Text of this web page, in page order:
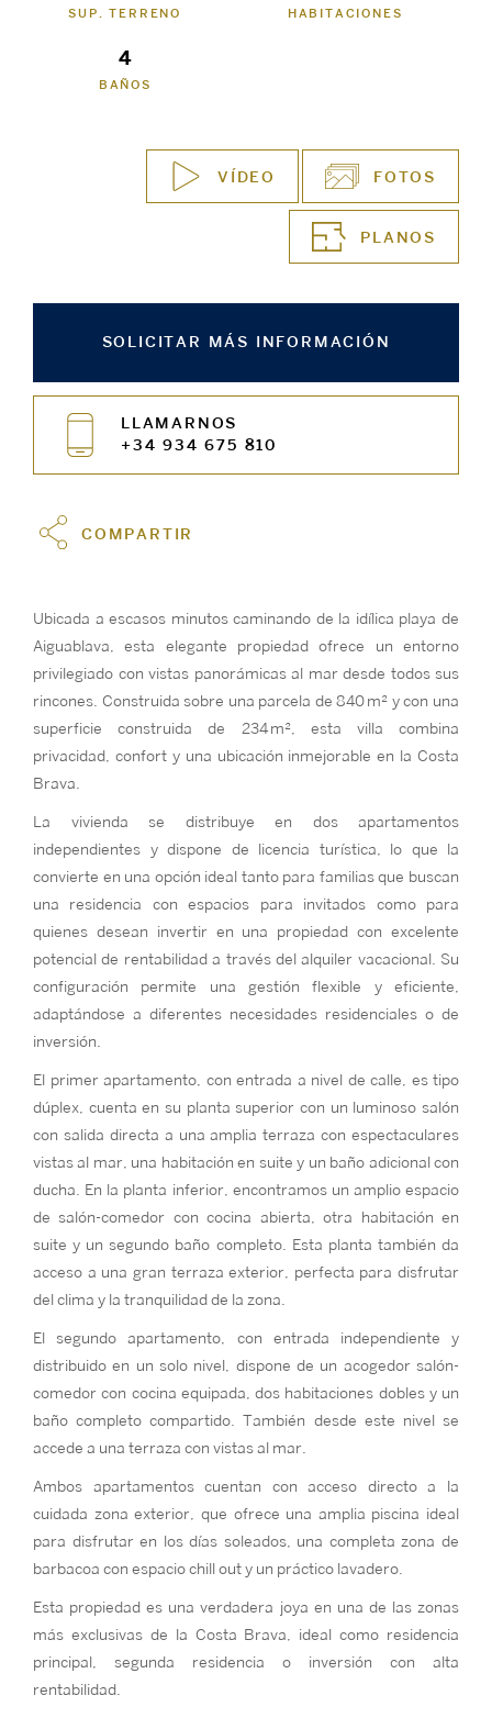
SUP. TERRENO HABITACIONES
4
BAÑOS
VÍDEO FOTOS
PLANOS
SOLICITAR MÁS INFORMACIÓN
LLAMARNOS
+34 934 675 810
COMPARTIR
Ubicada a escasos minutos caminando de la idílica playa de
Aiguablava, esta elegante propiedad ofrece un entorno
privilegiado con vistas panorámicas al mar desde todos sus
rincones. Construida sobre una parcela de 840 m² y con una
superficie construida de 234 m², esta villa combina
privacidad, confort y una ubicación inmejorable en la Costa
Brava.
La vivienda se distribuye en dos apartamentos
independientes y dispone de licencia turística, lo que la
convierte en una opción ideal tanto para familias que buscan
una residencia con espacios para invitados como para
quienes desean invertir en una propiedad con excelente
potencial de rentabilidad a través del alquiler vacacional. Su
configuración permite una gestión flexible y eficiente,
adaptándose a diferentes necesidades residenciales o de
inversión.
El primer apartamento, con entrada a nivel de calle, es tipo
dúplex, cuenta en su planta superior con un luminoso salón
con salida directa a una amplia terraza con espectaculares
vistas al mar, una habitación en suite y un baño adicional con
ducha. En la planta inferior, encontramos un amplio espacio
de salón-comedor con cocina abierta, otra habitación en
suite y un segundo baño completo. Esta planta también da
acceso a una gran terraza exterior, perfecta para disfrutar
del clima y la tranquilidad de la zona.
El segundo apartamento, con entrada independiente y
distribuido en un solo nivel, dispone de un acogedor salón-
comedor con cocina equipada, dos habitaciones dobles y un
baño completo compartido. También desde este nivel se
accede a una terraza con vistas al mar.
Ambos apartamentos cuentan con acceso directo a la
cuidada zona exterior, que ofrece una amplia piscina ideal
para disfrutar en los días soleados, una completa zona de
barbacoa con espacio chill out y un práctico lavadero.
Esta propiedad es una verdadera joya en una de las zonas
más exclusivas de la Costa Brava, ideal como residencia
principal, segunda residencia o inversión con alta
rentabilidad.